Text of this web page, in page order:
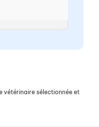
vétérinaire sélectionnée et